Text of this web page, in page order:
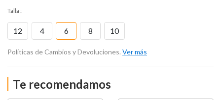
Talla :
12 4 6 8 10
Políticas de Cambios y Devoluciones. Ver más
Te recomendamos